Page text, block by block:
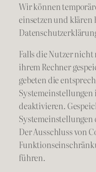
Wir können
einsetzen und klären
Falls die Nutzer nicht
ihrem Rechner
gebeten die
Systemeinstellungen
deaktivieren.
Systemeinstellungen
Der Ausschluss von
führen.